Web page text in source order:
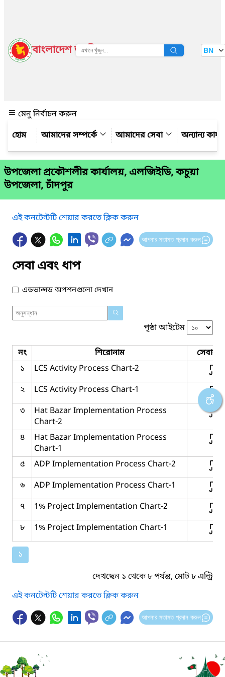
বাংলাদেশ জাতীয় তথ্য বাতায়ন BN
মেনু নির্বাচন করুন
আমাদের সম্পর্কে
আমাদের সেবা অন্যান্য
উপজেলা প্রকৌশলীর কার্যালয়, এলজিইডি, কচুয়া
উপজেলা, চাঁদপুর
এই কনটেন্টটি শেয়ার করতে ক্লিক করুন
আপনার মতামত প্রদান করুন
সেবা এবং ধাপ
এডভান্সড অপশনগুলো দেখান
পৃষ্ঠা আইটেম
নং শিরোনাম
সেবার
১
LCS Activity Process Chart-2
২
LCS Activity Process Chart-1
৩
Hat Bazar Implementation Process
Chart-2
৪
Hat Bazar Implementation Process
Chart-1
৫
ADP Implementation Process Chart-2
৬
ADP Implementation Process Chart-1
৭
1% Project Implementation Chart-2
৮
1% Project Implementation Chart-1
১
দেখছেন ১ থেকে ৮ পর্যন্ত, মোট ৮ এন্ট্রি
এই কনটেন্টটি শেয়ার করতে ক্লিক করুন
আপনার মতামত প্রদান করুন